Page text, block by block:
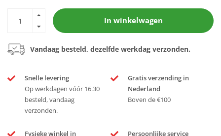
In winkelwagen
Vandaag besteld, dezelfde werkdag verzonden.
Snelle levering
Op werkdagen vóór 16.30
besteld, vandaag
verzonden.
Gratis verzending in
Nederland
Boven de €100
Fysieke winkel in
Persoonlijke service